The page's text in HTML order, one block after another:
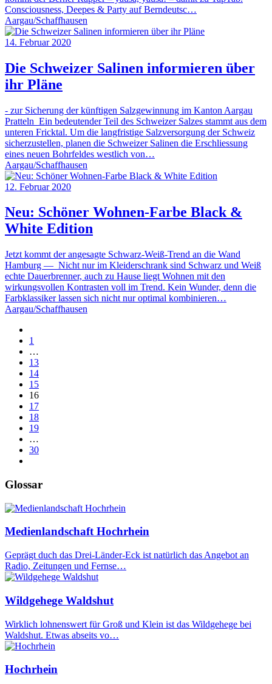
Consciousness, Deepes & Party auf Berndeutsc…
Aargau/Schaffhausen
14. Februar 2020
Die Schweizer Salinen informieren über
ihr Pläne
- zur Sicherung der künftigen Salzgewinnung im Kanton Aargau
Pratteln Ein bedeutender Teil des Schweizer Salzes stammt aus dem
unteren Fricktal. Um die langfristige Salzversorgung der Schweiz
sicherzustellen, planen die Schweizer Salinen die Erschliessung
eines neuen Bohrfeldes westlich von…
Aargau/Schaffhausen
12. Februar 2020
Neu: Schöner Wohnen-Farbe Black &
White Edition
Jetzt kommt der angesagte Schwarz-Weiß-Trend an die Wand
Hamburg — Nicht nur im Kleiderschrank sind Schwarz und Weiß
echte Dauerbrenner, auch zu Hause liegt Wohnen mit den
wirkungsvollen Kontrasten voll im Trend. Kein Wunder, denn die
Farbklassiker lassen sich nicht nur optimal kombinieren…
Aargau/Schaffhausen
1
…
13
14
15
16
17
18
19
…
30
Glossar
Medienlandschaft Hochrhein
Geprägt duch das Drei-Länder-Eck ist natürlich das Angebot an
Radio, Zeitungen und Fernse…
Wildgehege Waldshut
Wirklich lohnenswert für Groß und Klein ist das Wildgehege bei
Waldshut. Etwas abseits vo…
Hochrhein